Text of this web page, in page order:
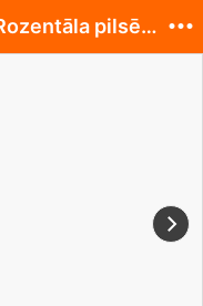
Atklāta projekta “Plenērs Rozentāla pilsētā 2017”